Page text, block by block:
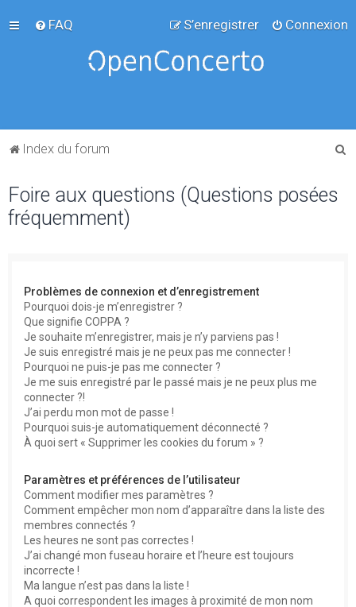
FAQ Connexion
S’enregistrer
Index du forum
Foire aux questions (Questions posées
fréquemment)
Problèmes de connexion et d’enregistrement
Pourquoi dois-je m’enregistrer ?
Que signifie COPPA ?
Je souhaite m’enregistrer, mais je n’y parviens pas !
Je suis enregistré mais je ne peux pas me connecter !
Pourquoi ne puis-je pas me connecter ?
Je me suis enregistré par le passé mais je ne peux plus me
connecter ?!
J’ai perdu mon mot de passe !
Pourquoi suis-je automatiquement déconnecté ?
À quoi sert « Supprimer les cookies du forum » ?
Paramètres et préférences de l’utilisateur
Comment modifier mes paramètres ?
Comment empêcher mon nom d’apparaître dans la liste des
membres connectés ?
Les heures ne sont pas correctes !
J’ai changé mon fuseau horaire et l’heure est toujours
incorrecte !
Ma langue n’est pas dans la liste !
A quoi correspondent les images à proximité de mon nom